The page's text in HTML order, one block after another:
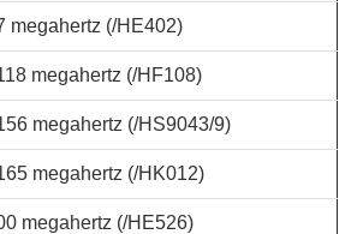
megahertz (/HE402)
megahertz (/HF108)
megahertz (/HS9043/9)
megahertz (/HK012)
megahertz (/HE526)